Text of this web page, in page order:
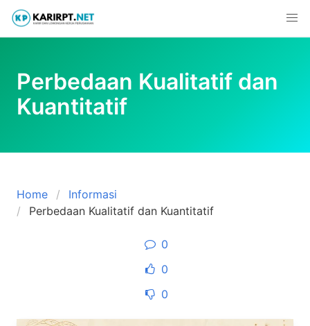
Skip
content
Perbedaan Kualitatif dan
Kuantitatif
Home
Informasi
Perbedaan Kualitatif dan Kuantitatif
0
0
0